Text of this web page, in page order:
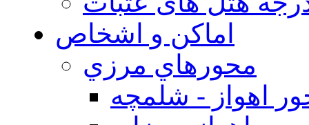
اماکن و اشخاص
محورهاي مرزي
اهواز - شلمچه